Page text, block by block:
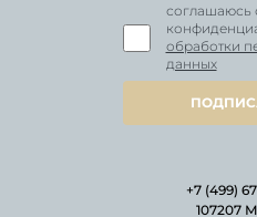
соглашаюсь
обработки
данных
+7 (499)
107207